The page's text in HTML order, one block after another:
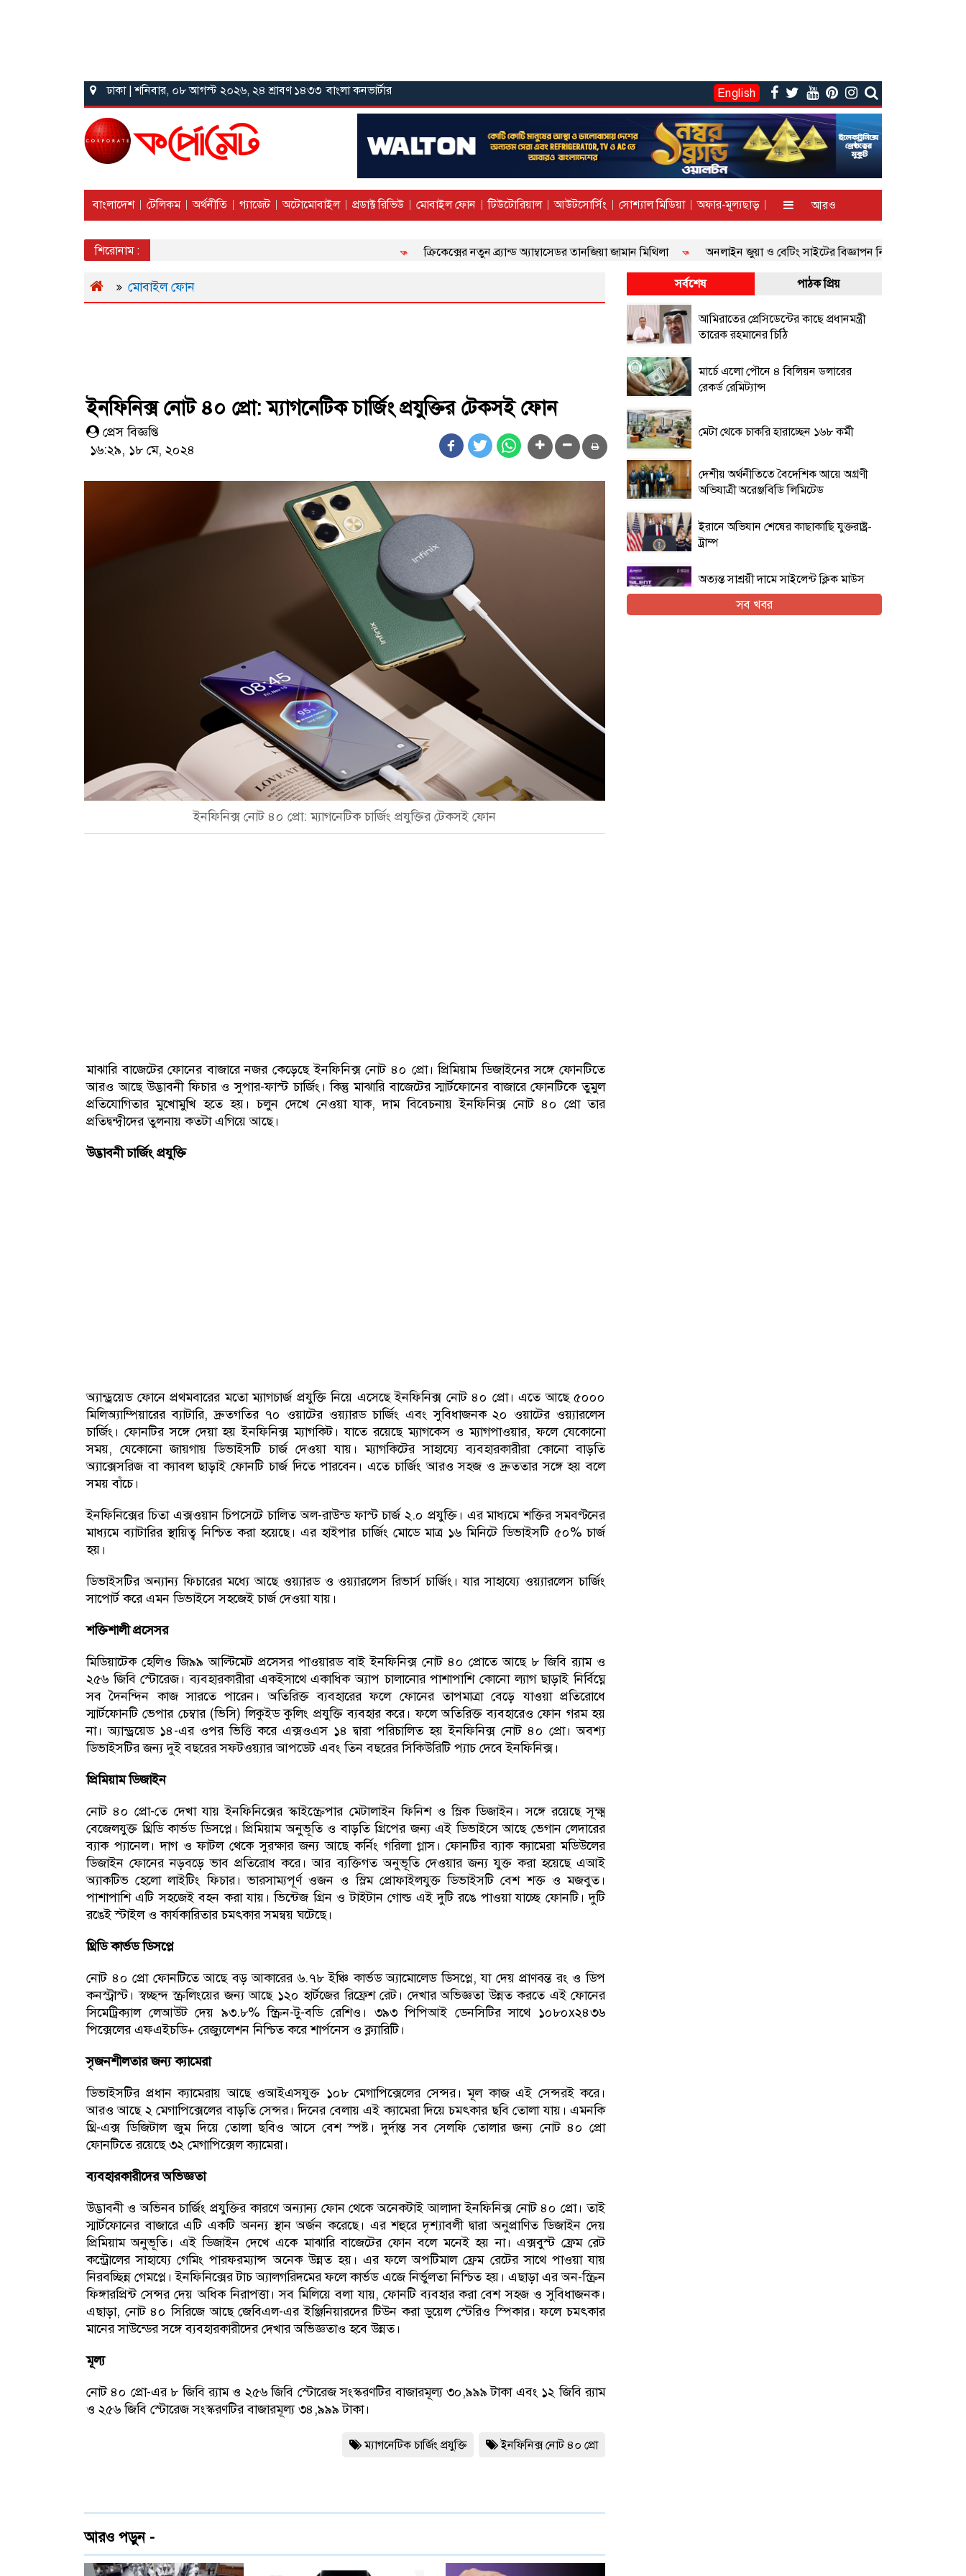
ঢাকা | শনিবার, ০৮ আগস্ট ২০২৬, ২৪ শ্রাবণ ১৪৩৩ বাংলা কনভার্টার English
বাংলাদেশ টেলিকম অর্থনীতি গ্যাজেট অটোমোবাইল প্রডাক্ট রিভিউ মোবাইল ফোন টিউটোরিয়াল আউটসোর্সিং সোশ্যাল মিডিয়া অফার-মূল্যছাড় আরও
শিরোনাম : ক্রিকেক্সের নতুন ব্র্যান্ড অ্যাম্বাসেডর তানজিয়া জামান মিথিলা অনলাইন জুয়া ও বেটিং সাইটের বিজ্ঞাপন নিয়ে তদন্তের নির্দেশ
মোবাইল ফোন
ইনফিনিক্স নোট ৪০ প্রো: ম্যাগনেটিক চার্জিং প্রযুক্তির টেকসই ফোন
প্রেস বিজ্ঞপ্তি
১৬:২৯, ১৮ মে, ২০২৪
ইনফিনিক্স নোট ৪০ প্রো: ম্যাগনেটিক চার্জিং প্রযুক্তির টেকসই ফোন
মাঝারি বাজেটের ফোনের বাজারে নজর কেড়েছে ইনফিনিক্স নোট ৪০ প্রো। প্রিমিয়াম ডিজাইনের সঙ্গে ফোনটিতে
আরও আছে উদ্ভাবনী ফিচার ও সুপার-ফাস্ট চার্জিং। কিন্তু মাঝারি বাজেটের স্মার্টফোনের বাজারে ফোনটিকে তুমুল
প্রতিযোগিতার মুখোমুখি হতে হয়। চলুন দেখে নেওয়া যাক, দাম বিবেচনায় ইনফিনিক্স নোট ৪০ প্রো তার
প্রতিদ্বন্দ্বীদের তুলনায় কতটা এগিয়ে আছে।
উদ্ভাবনী চার্জিং প্রযুক্তি
অ্যান্ড্রয়েড ফোনে প্রথমবারের মতো ম্যাগচার্জ প্রযুক্তি নিয়ে এসেছে ইনফিনিক্স নোট ৪০ প্রো। এতে আছে ৫০০০
মিলিঅ্যাম্পিয়ারের ব্যাটারি, দ্রুতগতির ৭০ ওয়াটের ওয়্যারড চার্জিং এবং সুবিধাজনক ২০ ওয়াটের ওয়্যারলেস
চার্জিং। ফোনটির সঙ্গে দেয়া হয় ইনফিনিক্স ম্যাগকিট। যাতে রয়েছে ম্যাগকেস ও ম্যাগপাওয়ার, ফলে যেকোনো
সময়, যেকোনো জায়গায় ডিভাইসটি চার্জ দেওয়া যায়। ম্যাগকিটের সাহায্যে ব্যবহারকারীরা কোনো বাড়তি
অ্যাক্সেসরিজ বা ক্যাবল ছাড়াই ফোনটি চার্জ দিতে পারবেন। এতে চার্জিং আরও সহজ ও দ্রুততার সঙ্গে হয় বলে
সময় বাঁচে।
ইনফিনিক্সের চিতা এক্সওয়ান চিপসেটে চালিত অল-রাউন্ড ফাস্ট চার্জ ২.০ প্রযুক্তি। এর মাধ্যমে শক্তির সমবণ্টনের
মাধ্যমে ব্যাটারির স্থায়িত্ব নিশ্চিত করা হয়েছে। এর হাইপার চার্জিং মোডে মাত্র ১৬ মিনিটে ডিভাইসটি ৫০% চার্জ
হয়।
ডিভাইসটির অন্যান্য ফিচারের মধ্যে আছে ওয়্যারড ও ওয়্যারলেস রিভার্স চার্জিং। যার সাহায্যে ওয়্যারলেস চার্জিং
সাপোর্ট করে এমন ডিভাইসে সহজেই চার্জ দেওয়া যায়।
শক্তিশালী প্রসেসর
মিডিয়াটেক হেলিও জি৯৯ আল্টিমেট প্রসেসর পাওয়ারড বাই ইনফিনিক্স নোট ৪০ প্রোতে আছে ৮ জিবি র‍্যাম ও
২৫৬ জিবি স্টোরেজ। ব্যবহারকারীরা একইসাথে একাধিক অ্যাপ চালানোর পাশাপাশি কোনো ল্যাগ ছাড়াই নির্বিঘ্নে
সব দৈনন্দিন কাজ সারতে পারেন। অতিরিক্ত ব্যবহারের ফলে ফোনের তাপমাত্রা বেড়ে যাওয়া প্রতিরোধে
স্মার্টফোনটি ভেপার চেম্বার (ভিসি) লিকুইড কুলিং প্রযুক্তি ব্যবহার করে। ফলে অতিরিক্ত ব্যবহারেও ফোন গরম হয়
না। অ্যান্ড্রয়েড ১৪-এর ওপর ভিত্তি করে এক্সওএস ১৪ দ্বারা পরিচালিত হয় ইনফিনিক্স নোট ৪০ প্রো। অবশ্য
ডিভাইসটির জন্য দুই বছরের সফটওয়্যার আপডেট এবং তিন বছরের সিকিউরিটি প্যাচ দেবে ইনফিনিক্স।
প্রিমিয়াম ডিজাইন
নোট ৪০ প্রো-তে দেখা যায় ইনফিনিক্সের স্কাইস্ক্রেপার মেটালাইন ফিনিশ ও স্লিক ডিজাইন। সঙ্গে রয়েছে সূক্ষ্ম
বেজেলযুক্ত থ্রিডি কার্ভড ডিসপ্লে। প্রিমিয়াম অনুভূতি ও বাড়তি গ্রিপের জন্য এই ডিভাইসে আছে ভেগান লেদারের
ব্যাক প্যানেল। দাগ ও ফাটল থেকে সুরক্ষার জন্য আছে কর্নিং গরিলা গ্লাস। ফোনটির ব্যাক ক্যামেরা মডিউলের
ডিজাইন ফোনের নড়বড়ে ভাব প্রতিরোধ করে। আর ব্যক্তিগত অনুভূতি দেওয়ার জন্য যুক্ত করা হয়েছে এআই
অ্যাকটিভ হেলো লাইটিং ফিচার। ভারসাম্যপূর্ণ ওজন ও স্লিম প্রোফাইলযুক্ত ডিভাইসটি বেশ শক্ত ও মজবুত।
পাশাপাশি এটি সহজেই বহন করা যায়। ভিন্টেজ গ্রিন ও টাইটান গোল্ড এই দুটি রঙে পাওয়া যাচ্ছে ফোনটি। দুটি
রঙেই স্টাইল ও কার্যকারিতার চমৎকার সমন্বয় ঘটেছে।
থ্রিডি কার্ভড ডিসপ্লে
নোট ৪০ প্রো ফোনটিতে আছে বড় আকারের ৬.৭৮ ইঞ্চি কার্ভড অ্যামোলেড ডিসপ্লে, যা দেয় প্রাণবন্ত রং ও ডিপ
কনস্ট্রাস্ট। স্বচ্ছন্দ স্ক্রলিংয়ের জন্য আছে ১২০ হার্টজের রিফ্রেশ রেট। দেখার অভিজ্ঞতা উন্নত করতে এই ফোনের
সিমেট্রিক্যাল লেআউট দেয় ৯৩.৮% স্ক্রিন-টু-বডি রেশিও। ৩৯৩ পিপিআই ডেনসিটির সাথে ১০৮০x২৪৩৬
পিক্সেলের এফএইচডি+ রেজ্যুলেশন নিশ্চিত করে শার্পনেস ও ক্ল্যারিটি।
সৃজনশীলতার জন্য ক্যামেরা
ডিভাইসটির প্রধান ক্যামেরায় আছে ওআইএসযুক্ত ১০৮ মেগাপিক্সেলের সেন্সর। মূল কাজ এই সেন্সরই করে।
আরও আছে ২ মেগাপিক্সেলের বাড়তি সেন্সর। দিনের বেলায় এই ক্যামেরা দিয়ে চমৎকার ছবি তোলা যায়। এমনকি
থ্রি-এক্স ডিজিটাল জুম দিয়ে তোলা ছবিও আসে বেশ স্পষ্ট। দুর্দান্ত সব সেলফি তোলার জন্য নোট ৪০ প্রো
ফোনটিতে রয়েছে ৩২ মেগাপিক্সেল ক্যামেরা।
ব্যবহারকারীদের অভিজ্ঞতা
উদ্ভাবনী ও অভিনব চার্জিং প্রযুক্তির কারণে অন্যান্য ফোন থেকে অনেকটাই আলাদা ইনফিনিক্স নোট ৪০ প্রো। তাই
স্মার্টফোনের বাজারে এটি একটি অনন্য স্থান অর্জন করেছে। এর শহুরে দৃশ্যাবলী দ্বারা অনুপ্রাণিত ডিজাইন দেয়
প্রিমিয়াম অনুভূতি। এই ডিজাইন দেখে একে মাঝারি বাজেটের ফোন বলে মনেই হয় না। এক্সবুস্ট ফ্রেম রেট
কন্ট্রোলের সাহায্যে গেমিং পারফরম্যান্স অনেক উন্নত হয়। এর ফলে অপটিমাল ফ্রেম রেটের সাথে পাওয়া যায়
নিরবচ্ছিন্ন গেমপ্লে। ইনফিনিক্সের টাচ অ্যালগরিদমের ফলে কার্ভড এজে নির্ভুলতা নিশ্চিত হয়। এছাড়া এর অন-স্ক্রিন
ফিঙ্গারপ্রিন্ট সেন্সর দেয় অধিক নিরাপত্তা। সব মিলিয়ে বলা যায়, ফোনটি ব্যবহার করা বেশ সহজ ও সুবিধাজনক।
এছাড়া, নোট ৪০ সিরিজে আছে জেবিএল-এর ইঞ্জিনিয়ারদের টিউন করা ডুয়েল স্টেরিও স্পিকার। ফলে চমৎকার
মানের সাউন্ডের সঙ্গে ব্যবহারকারীদের দেখার অভিজ্ঞতাও হবে উন্নত।
মূল্য
নোট ৪০ প্রো-এর ৮ জিবি র‍্যাম ও ২৫৬ জিবি স্টোরেজ সংস্করণটির বাজারমূল্য ৩০,৯৯৯ টাকা এবং ১২ জিবি র‍্যাম
ও ২৫৬ জিবি স্টোরেজ সংস্করণটির বাজারমূল্য ৩৪,৯৯৯ টাকা।
ইনফিনিক্স নোট ৪০ প্রো
ম্যাগনেটিক চার্জিং প্রযুক্তি
আরও পড়ুন -
সর্বশেষ পাঠক প্রিয়
আমিরাতের প্রেসিডেন্টের কাছে প্রধানমন্ত্রী
তারেক রহমানের চিঠি
মার্চে এলো পৌনে ৪ বিলিয়ন ডলারের
রেকর্ড রেমিট্যান্স
মেটা থেকে চাকরি হারাচ্ছেন ১৬৮ কর্মী
দেশীয় অর্থনীতিতে বৈদেশিক আয়ে অগ্রণী
অভিযাত্রী অরেঞ্জবিডি লিমিটেড
ইরানে অভিযান শেষের কাছাকাছি যুক্তরাষ্ট্র-
ট্রাম্প
অত্যন্ত সাশ্রয়ী দামে সাইলেন্ট ক্লিক মাউস
নিয়ে এলো এফোরটেক ওপি-৫৫০এস
সব খবর